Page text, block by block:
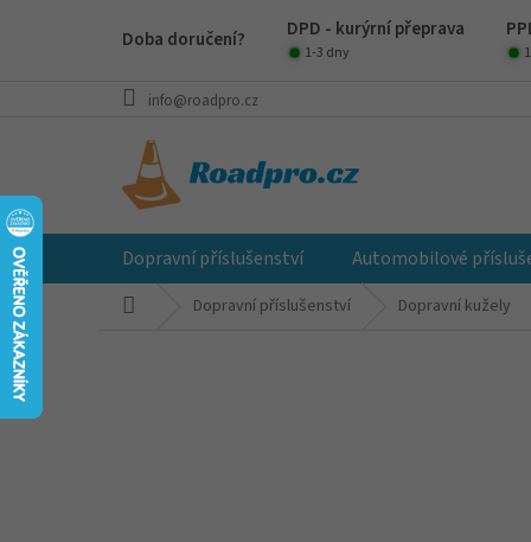
Doba doručení? DPD - kurýrní přeprava
1-3 dny
info@roadpro.cz
Dopravní příslušenství Automobilové
Dopravní příslušenství Dopravní kužely